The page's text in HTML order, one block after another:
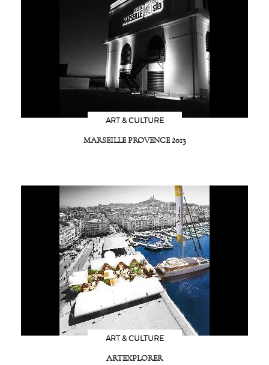
ART & CULTURE
MARSEILLE PROVENCE 2013
ART & CULTURE
ARTEXPLORER